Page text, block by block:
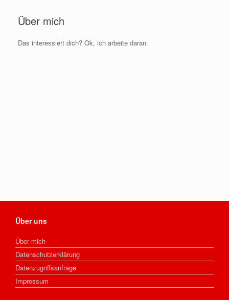
Über mich
Das interessiert dich? Ok, ich arbeite daran.
Über uns
Über mich
Datenschutzerklärung
Datenzugriffsanfrage
Impressum